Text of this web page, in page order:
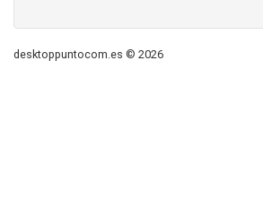
desktoppuntocom.es © 2026